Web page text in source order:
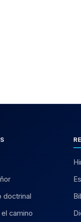
doctrinal
camino